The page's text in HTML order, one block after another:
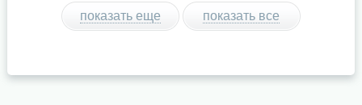
показать еще показать все